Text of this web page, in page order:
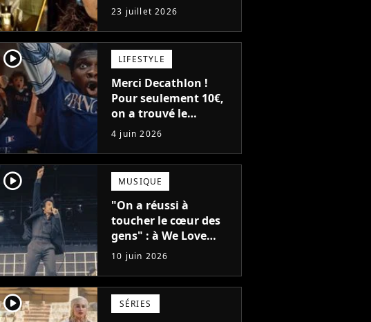
films de tous les
temps : "J'ai à peine
réussi à aller jusqu'au
générique de fin"
23 juillet 2026
player2 LIFESTYLE
Merci Decathlon !
Pour seulement 10€,
on a trouvé le
meilleur maillot pour
soutenir la France à la
Coupe du Monde 2026
4 juin 2026
player2 MUSIQUE
"On a réussi à
toucher le cœur des
gens" : à We Love
Green, Feu!
Chatterton s'impose
comme le groupe rock
français de sa
génération
10 juin 2026
player2 SÉRIES